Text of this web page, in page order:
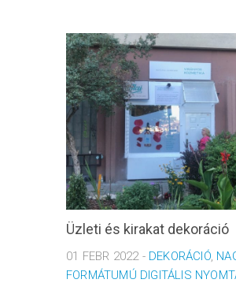
Üzleti és kirakat dekoráció
01 FEBR 2022 - DEKORÁCIÓ,
FORMÁTUMÚ DIGITÁLIS